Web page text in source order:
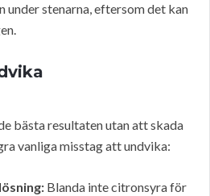
under stenarna, eftersom det kan
bästa resultaten utan att skada
vanliga misstag att undvika:
Blanda inte citronsyra för